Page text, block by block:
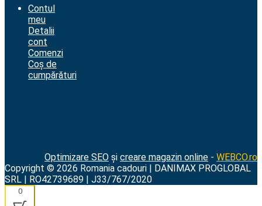
Contul
meu
Detalii
cont
Comenzi
Coș de
cumpărături
Optimizare SEO și creare magazin online - WEBCO.ro
Copyright © 2026 Romania cadouri | DANIMAX PROGLOBAL
SRL | RO42739689 | J33/767/2020
0